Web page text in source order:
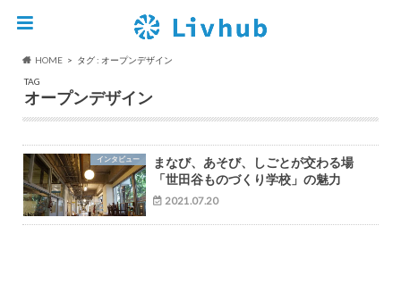
HOME
タグ : オープンデザイン
TAG
オープンデザイン
インタビュー
まなび、あそび、しごとが交わる場
「世田谷ものづくり学校」の魅力
2021.07.20